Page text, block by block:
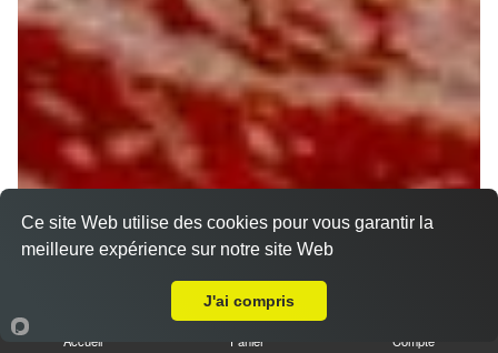
Accueil Panier Compte
Ce site Web utilise des cookies pour vous garantir la
meilleure expérience sur notre site Web
J'ai compris